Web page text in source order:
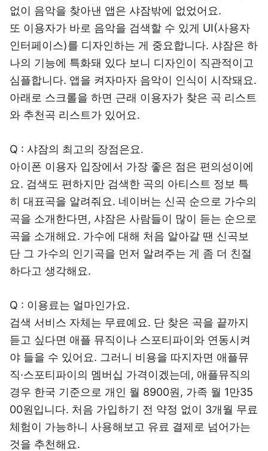
없이 음악을 찾아낸 앱은 샤잠밖에 없었어요.
또 이용자가 바로 음악을 검색할 수 있게 UI(사용자
인터페이스)를 디자인하는 게 중요합니다. 샤잠은 하
나의 기능에 특화돼 있다 보니 디자인이 직관적이고
심플합니다. 앱을 켜자마자 음악이 인식이 시작돼요.
아래로 스크롤을 하면 근래 이용자가 찾은 곡 리스트
와 추천곡 리스트가 있어요.
Q : 샤잠의 최고의 장점은요.
아이폰 이용자 입장에서 가장 좋은 점은 편의성이에
요. 검색도 편하지만 검색한 곡의 아티스트 정보 특
히 대표곡을 알려줘요. 네이버는 신곡 순으로 가수의
곡을 소개한다면, 샤잠은 사람들이 많이 듣는 순으로
곡을 소개해요. 가수에 대해 처음 알아갈 땐 신곡보
단 그 가수의 인기곡을 먼저 알려주는 게 좀 더 친절
하다고 생각해요.
Q : 이용료는 얼마인가요.
검색 서비스 자체는 무료예요. 단 찾은 곡을 끝까지
듣고 싶다면 애플 뮤직이나 스포티파이와 연동시켜
야 들을 수 있어요. 그러니 비용을 따지자면 애플뮤
직·스포티파이의 멤버십 가격이겠는데, 애플뮤직의
경우 한국 기준으로 개인 월 8900원, 가족 월 1만35
00원입니다. 처음 가입하기 전 약정 없이 3개월 무료
체험이 가능하니 사용해보고 유료 결제로 넘어가는
것을 추천해요.